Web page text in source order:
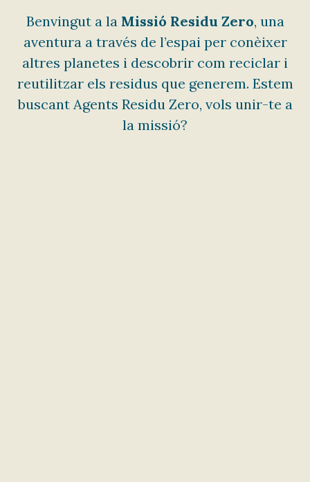
Benvingut a la Missió Residu Zero, una
aventura a través de l’espai per conèixer
altres planetes i descobrir com reciclar i
reutilitzar els residus que generem. Estem
buscant Agents Residu Zero, vols unir-te a
la missió?